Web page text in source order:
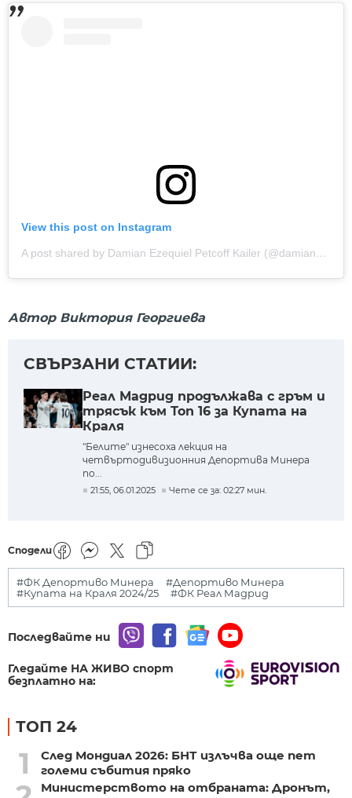
View this post on Instagram
A post shared by Damian Ezequiel Petcoff Kailer (@damianpetcoff)
Автор Виктория Георгиева
СВЪРЗАНИ СТАТИИ:
Реал Мадрид продължава с гръм и
трясък към Топ 16 за Купата на
Краля
"Белите" изнесоха лекция на
четвъртодивизионния Депортива Минера
по...
21:55, 06.01.2025 Чете се за: 02:27 мин.
Сподели
#ФК Депортиво Минера
#Депортиво Минера
#Купата на Краля 2024/25
#ФК Реал Мадрид
Последвайте ни
Гледайте НА ЖИВО спорт
безплатно на:
ТОП 24
1
След Мондиал 2026: БНТ излъчва още пет
големи събития пряко
Министерството на отбраната: Дронът,